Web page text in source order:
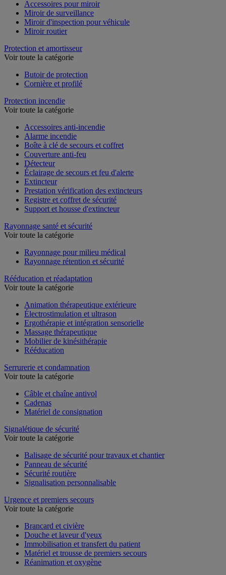
Accessoires pour miroir
Miroir de surveillance
Miroir d'inspection pour véhicule
Protection et amortisseur
Butoir de protection
Protection incendie
Accessoires anti-incendie
Alarme incendie
Boîte à clé de secours et coffret
Couverture anti-feu
Détecteur
Éclairage de secours et feu d'alerte
Extincteur
Prestation vérification des extincteurs
Registre et coffret de sécurité
Rayonnage santé et sécurité
Rayonnage pour milieu médical
Rééducation et réadaptation
Animation thérapeutique extérieure
Électrostimulation et ultrason
Ergothérapie et intégration sensorielle
Massage thérapeutique
Mobilier de kinésithérapie
Serrurerie et condamnation
Câble et chaîne antivol
Cadenas
Signalétique de sécurité
Balisage de sécurité pour travaux et chantier
Panneau de sécurité
Sécurité routière
Urgence et premiers secours
Brancard et civière
Douche et laveur d'yeux
Immobilisation et transfert du patient
Matériel et trousse de premiers secours